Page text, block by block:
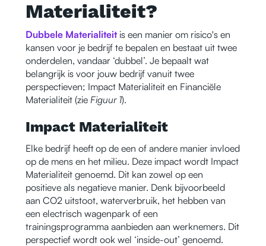
Materialiteit?
Dubbele Materialiteit is een manier om risico's en
kansen voor je bedrijf te bepalen en bestaat uit twee
onderdelen, vandaar ‘dubbel’. Je bepaalt wat
belangrijk is voor jouw bedrijf vanuit twee
perspectieven; Impact Materialiteit en Financiële
Materialiteit (zie Figuur 1).
Impact Materialiteit
Elke bedrijf heeft op de een of andere manier invloed
op de mens en het milieu. Deze impact wordt Impact
Materialiteit genoemd. Dit kan zowel op een
positieve als negatieve manier. Denk bijvoorbeeld
aan CO2 uitstoot, waterverbruik, het hebben van
een electrisch wagenpark of een
trainingsprogramma aanbieden aan werknemers. Dit
perspectief wordt ook wel ‘inside-out’ genoemd.